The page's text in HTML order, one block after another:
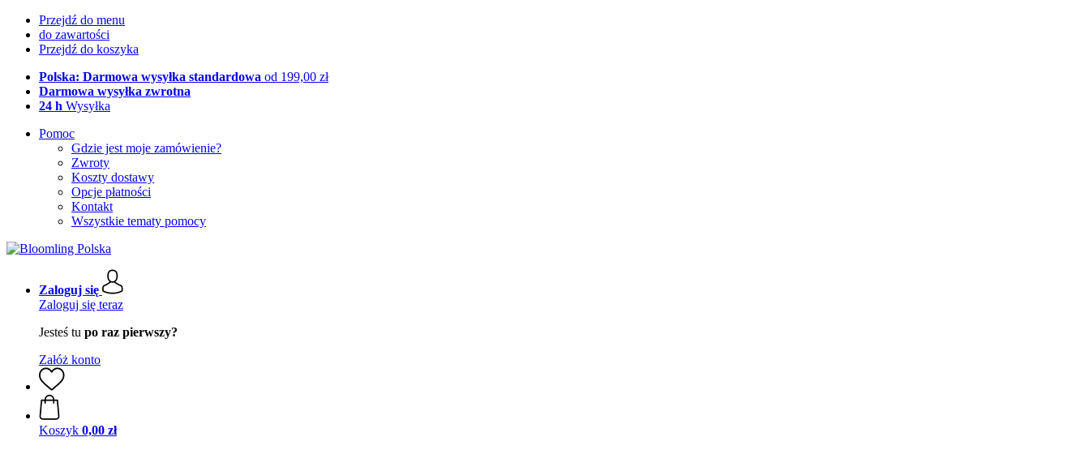
Przejdź do menu
do zawartości
Przejdź do koszyka
Polska: Darmowa wysyłka standardowa od 199,00 zł
Darmowa wysyłka zwrotna
24 h Wysyłka
Pomoc
Gdzie jest moje zamówienie?
Zwroty
Koszty dostawy
Opcje płatności
Kontakt
Wszystkie tematy pomocy
Zaloguj się
Zaloguj się teraz
Jesteś tu po raz pierwszy?
Załóż konto
Koszyk 0,00 zł